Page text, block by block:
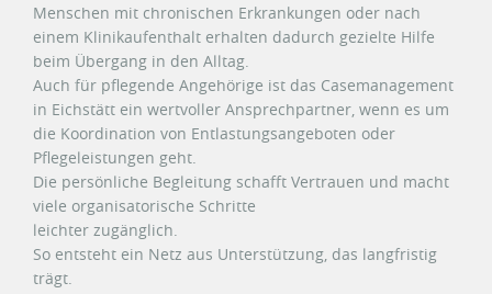
Menschen mit chronischen Erkrankungen oder nach
einem Klinikaufenthalt erhalten dadurch gezielte Hilfe
beim Übergang in den Alltag.
Auch für pflegende Angehörige ist das Casemanagement
in Eichstätt ein wertvoller Ansprechpartner, wenn es um
die Koordination von Entlastungsangeboten oder
Pflegeleistungen geht.
Die persönliche Begleitung schafft Vertrauen und macht
viele organisatorische Schritte
leichter zugänglich.
So entsteht ein Netz aus Unterstützung, das langfristig
trägt.